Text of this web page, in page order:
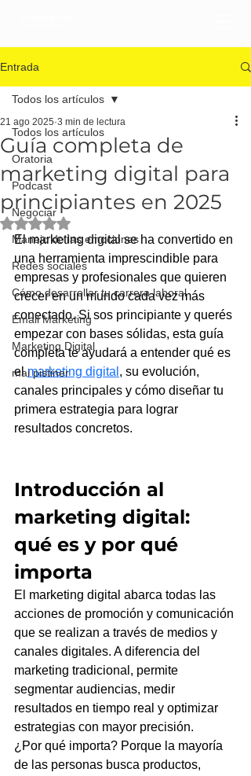
Entrada
Todos los artículos
Oratoria
Podcast
Negociar
Manejo de las emociones
Redes sociales
Cómo desarrollar tu carrera laboral
Email Marketing
Marketing Digital
mai pistiner
Todos los artículos
Guía completa de
marketing digital para
principiantes en 2025
21 ago 2025 3 min de lectura
Obtuvo NaN de 5 estrellas.
El marketing digital se ha convertido en
una herramienta imprescindible para
empresas y profesionales que quieren
crecer en un mundo cada vez más
conectado. Si sos principiante y querés
empezar con bases sólidas, esta guía
completa te ayudará a entender qué es
el marketing digital , su evolución,
canales principales y cómo diseñar tu
primera estrategia para lograr
resultados concretos.
Introducción al
marketing digital:
qué es y por qué
importa
El marketing digital abarca todas las
acciones de promoción y comunicación
que se realizan a través de medios y
canales digitales. A diferencia del
marketing tradicional, permite
segmentar audiencias, medir
resultados en tiempo real y optimizar
estrategias con mayor precisión.
¿Por qué importa? Porque la mayoría
de las personas busca productos,